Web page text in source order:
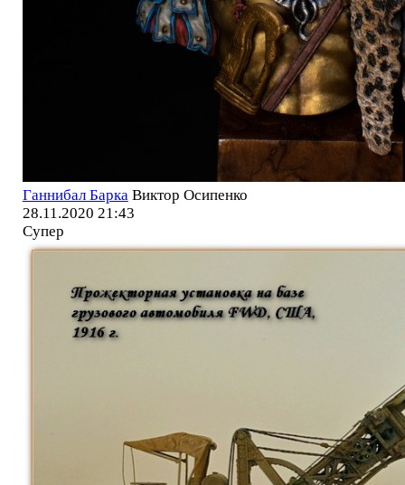
Ганнибал Барка Виктор Осипенко
28.11.2020 21:43
Супер